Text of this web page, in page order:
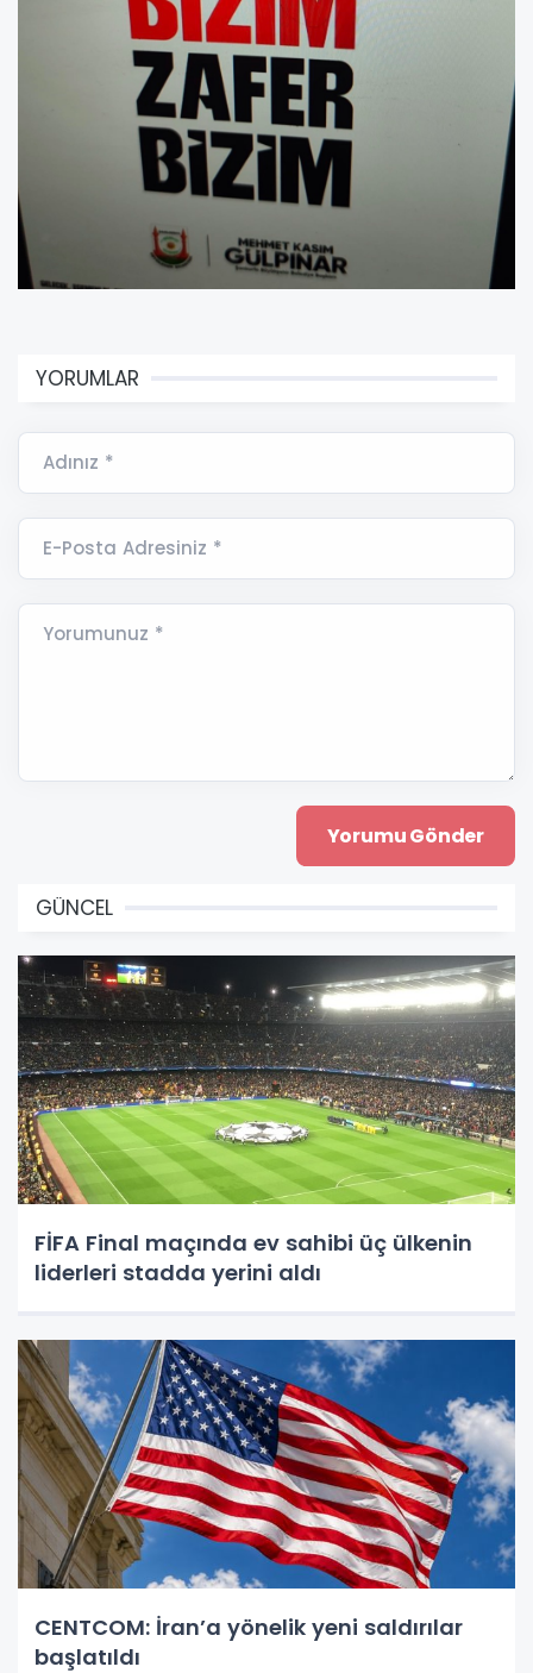
YORUMLAR
Adınız *
E-Posta Adresiniz *
Yorumunuz *
GÜNCEL
FİFA Final maçında ev sahibi üç ülkenin
liderleri stadda yerini aldı
CENTCOM: İran’a yönelik yeni saldırılar
başlatıldı